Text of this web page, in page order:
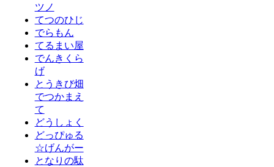
ツノ
てつのひじ
でらもん
てるまい屋
でんきくら
げ
とうきび畑
でつかまえ
て
どうしょく
どっぴゅる
☆げんがー
となりの駄